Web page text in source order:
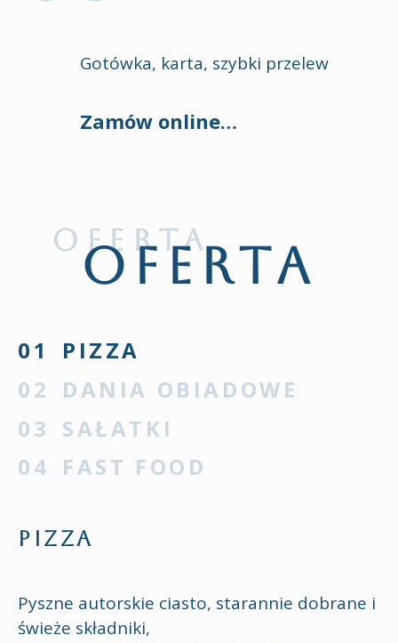
Gotówka, karta, szybki przelew
Zamów online…
OFERTA
PIZZA
DANIA OBIADOWE
SAŁATKI
FAST FOOD
PIZZA
Pyszne autorskie ciasto, starannie dobrane i
świeże składniki,